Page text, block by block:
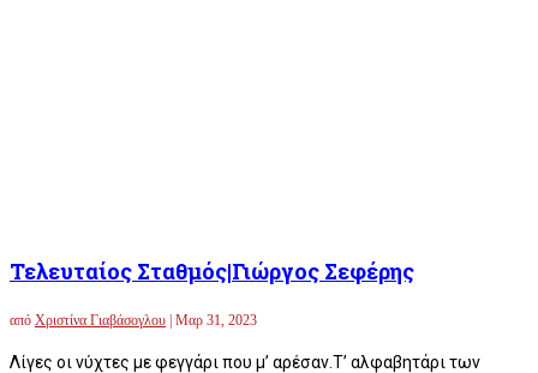
Τελευταίος Σταθμός|Γιώργος Σεφέρης
από Χριστίνα Γιαβάσογλου Μαρ 31, 2023
Λίγες οι νύχτες με φεγγάρι που μ’ αρέσαν.Τ’ αλφαβητάρι των